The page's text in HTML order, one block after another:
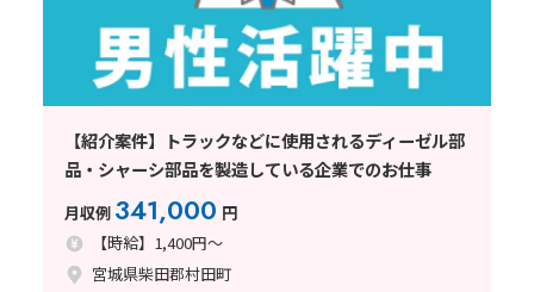
【紹介案件】トラックなどに使用されるディーゼル部
品・シャーシ部品を製造している企業でのお仕事
月収例 341,000 円
【時給】1,400円～
宮城県柴田郡村田町